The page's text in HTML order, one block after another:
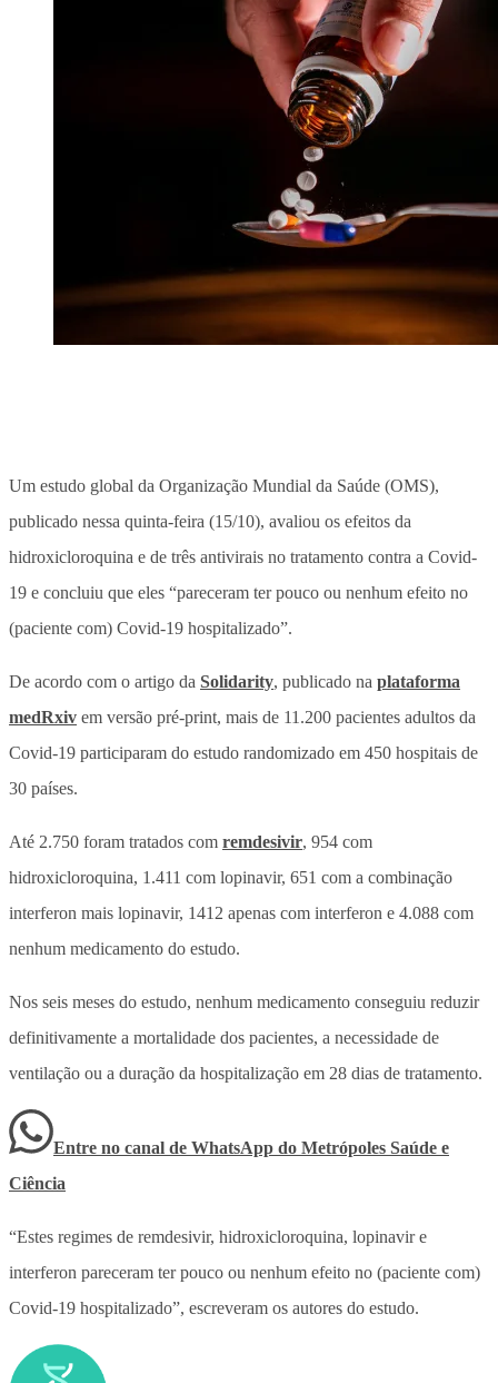
Um estudo global da Organização Mundial da Saúde (OMS),
publicado nessa quinta-feira (15/10), avaliou os efeitos da
hidroxicloroquina e de três antivirais no tratamento contra a Covid-
19 e concluiu que eles “pareceram ter pouco ou nenhum efeito no
(paciente com) Covid-19 hospitalizado”.
De acordo com o artigo da Solidarity, publicado na plataforma
medRxiv em versão pré-print, mais de 11.200 pacientes adultos da
Covid-19 participaram do estudo randomizado em 450 hospitais de
30 países.
Até 2.750 foram tratados com remdesivir, 954 com
hidroxicloroquina, 1.411 com lopinavir, 651 com a combinação
interferon mais lopinavir, 1412 apenas com interferon e 4.088 com
nenhum medicamento do estudo.
Nos seis meses do estudo, nenhum medicamento conseguiu reduzir
definitivamente a mortalidade dos pacientes, a necessidade de
ventilação ou a duração da hospitalização em 28 dias de tratamento.
Entre no canal de WhatsApp do Metrópoles Saúde e
Ciência
“Estes regimes de remdesivir, hidroxicloroquina, lopinavir e
interferon pareceram ter pouco ou nenhum efeito no (paciente com)
Covid-19 hospitalizado”, escreveram os autores do estudo.